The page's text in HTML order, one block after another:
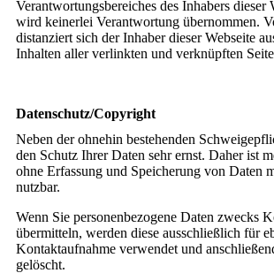
Verantwortungsbereiches des Inhabers dieser
wird keinerlei Verantwortung übernommen.
distanziert sich der Inhaber dieser Webseite
Inhalten aller verlinkten und verknüpften
Datenschutz/Copyright
Neben der ohnehin bestehenden
den Schutz Ihrer Daten sehr ernst. Daher ist
ohne Erfassung und Speicherung von Daten
nutzbar.
Wenn Sie personenbezogene Daten zwecks
übermitteln, werden diese ausschließlich für
Kontaktaufnahme verwendet und
gelöscht.